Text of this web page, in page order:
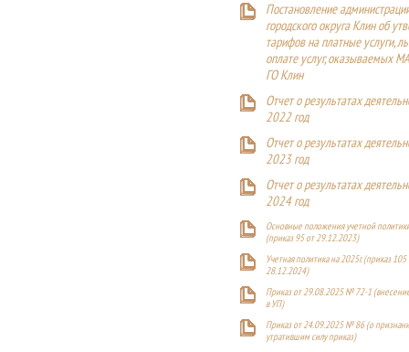
Постановление
городского округа Клин об
тарифов на платные услуги,
оплате услуг, оказываемых
ГО Клин
Отчет о результатах
2022 год
Отчет о результатах
2023 год
Отчет о результатах
2024 год
Основные положения учетной
(приказ 95 от 29.12.2023)
Учетная политика на 2025г. (приказ 105
28.12.2024)
Приказ от 29.08.2025 № 72-1
в УП)
Приказ от 24.09.2025 № 86 (о
утратившим силу приказ)